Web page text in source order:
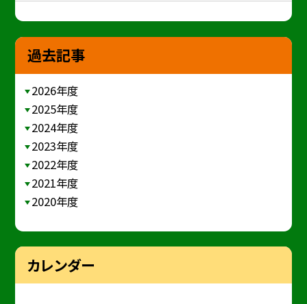
過去記事
2026年度
2025年度
2024年度
2023年度
2022年度
2021年度
2020年度
カレンダー